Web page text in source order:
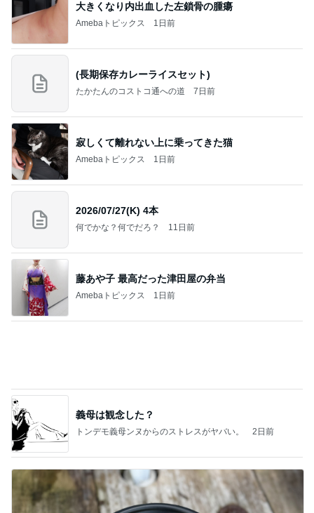
大きくなり内出血した左鎖骨の腫瘍
Amebaトピックス 1日前
(長期保存カレーライスセット)
たかたんのコストコ通への道 7日前
寂しくて離れない上に乗ってきた猫
Amebaトピックス 1日前
2026/07/27(K) 4本
何でかな？何でだろ？ 11日前
藤あや子 最高だった津田屋の弁当
Amebaトピックス 1日前
義母は観念した？
トンデモ義母ンヌからのストレスがヤバい。 2日前